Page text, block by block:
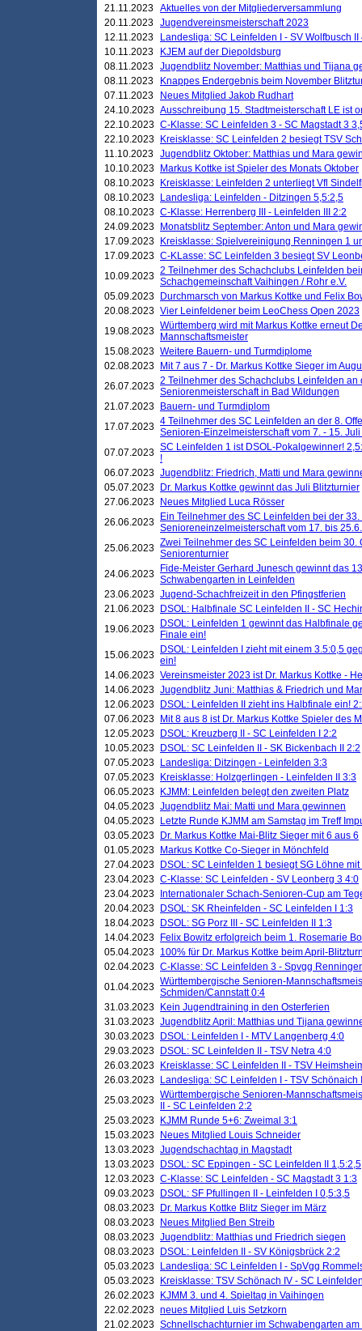
21.11.2023 Aktuelles von der Mitgliederversammlung
20.11.2023 Jugendvereinsmeisterschaft 2023
12.11.2023
Landesliga: SC Leinfelden I - SV Wolfbusch II
10.11.2023
KJEM auf der Diepoldsburg
08.11.2023 Jugendblitz November: Matthias und Tijana
08.11.2023
Knappes Endergebnis beim November
07.11.2023
Neues Mitglied Jakob Rudhart
24.10.2023 Ausschreibung 15. Stadtmeisterschaft LE ist
22.10.2023 C-Klasse: SC Leinfelden 3 - SC Magstadt 3
22.10.2023
Kreisklasse: SC Leinfelden 2 besiegt TSV
11.10.2023 Jugendblitz Oktober: Matthias und Mara
10.10.2023
Markus Kottke ist Spieler des Monats Oktober
08.10.2023
Kreisklasse: Leinfelden 2 unterliegt Vfl
08.10.2023
Landesliga: Leinfelden - Ditzingen 5,5:2,5
08.10.2023 C-Klasse: Herrenberg III - Leinfelden III 2:2
24.09.2023
Monatsblitz September: Anton und Mara
17.09.2023
Kreisklasse: Spielvereinigung Renningen 1
17.09.2023 C-KLasse: SC Leinfelden 3 besiegt SV
10.09.2023 2 Teilnehmer des Schachclubs Leinfelden
Schachgemeinschaft Vaihingen / Rohr e.V.
05.09.2023
Durchmarsch von Markus Kottke und Felix
20.08.2023 Vier Leinfeldener beim LeoChess Open 2023
19.08.2023 Württemberg wird mit Markus Kottke erneut
Mannschaftsmeister
15.08.2023 Weitere Bauern- und Turmdiplome
02.08.2023
Mit 7 aus 7 - Dr. Markus Kottke Sieger im
26.07.2023 2 Teilnehmer des Schachclubs Leinfelden an
Seniorenmeisterschaft in Bad Wildungen
21.07.2023
Bauern- und Turmdiplom
17.07.2023 4 Teilnehmer des SC Leinfelden an der 8.
Senioren-Einzelmeisterschaft vom 7. - 15.
07.07.2023 SC Leinfelden 1 ist DSOL-Pokalgewinner!
!
06.07.2023 Jugendblitz: Friedrich, Matti und Mara
05.07.2023
Dr. Markus Kottke gewinnt das Juli Blitzturnier
27.06.2023
Neues Mitglied Luca Rösser
26.06.2023
Ein Teilnehmer des SC Leinfelden bei der
Senioreneinzelmeisterschaft vom 17. bis
25.06.2023 Zwei Teilnehmer des SC Leinfelden beim
Seniorenturnier
24.06.2023
Fide-Meister Gerhard Junesch gewinnt das
Schwabengarten in Leinfelden
23.06.2023 Jugend-Schachfreizeit in den Pfingstferien
21.06.2023
DSOL: Halbfinale SC Leinfelden II - SC
19.06.2023
DSOL: Leinfelden 1 gewinnt das Halbfinale
Finale ein!
15.06.2023
DSOL: Leinfelden I zieht mit einem 3.5:0,5
ein!
14.06.2023 Vereinsmeister 2023 ist Dr. Markus Kottke -
14.06.2023 Jugendblitz Juni: Matthias & Friedrich und
12.06.2023
DSOL: Leinfelden II zieht ins Halbfinale ein!
07.06.2023
Mit 8 aus 8 ist Dr. Markus Kottke Spieler des
12.05.2023
DSOL: Kreuzberg II - SC Leinfelden I 2:2
10.05.2023
DSOL: SC Leinfelden II - SK Bickenbach II 2:2
07.05.2023
Landesliga: Ditzingen - Leinfelden 3:3
07.05.2023
Kreisklasse: Holzgerlingen - Leinfelden II 3:3
06.05.2023
KJMM: Leinfelden belegt den zweiten Platz
04.05.2023 Jugendblitz Mai: Matti und Mara gewinnen
04.05.2023
Letzte Runde KJMM am Samstag im Treff
03.05.2023
Dr. Markus Kottke Mai-Blitz Sieger mit 6 aus 6
01.05.2023
Markus Kottke Co-Sieger in Mönchfeld
27.04.2023
DSOL: SC Leinfelden 1 besiegt SG Löhne mit
23.04.2023 C-Klasse: SC Leinfelden - SV Leonberg 3 4:0
23.04.2023
Internationaler Schach-Senioren-Cup am
20.04.2023
DSOL: SK Rheinfelden - SC Leinfelden I 1:3
18.04.2023
DSOL: SG Porz III - SC Leinfelden II 1:3
14.04.2023
Felix Bowitz erfolgreich beim 1. Rosemarie
05.04.2023 100% für Dr. Markus Kottke beim April-
02.04.2023 C-Klasse: SC Leinfelden 3 - Spvgg
01.04.2023 Württembergische Senioren-
Schmiden/Cannstatt 0:4
31.03.2023
Kein Jugendtraining in den Osterferien
31.03.2023 Jugendblitz April: Matthias und Tijana
30.03.2023
DSOL: Leinfelden I - MTV Langenberg 4:0
29.03.2023
DSOL: SC Leinfelden II - TSV Netra 4:0
26.03.2023
Kreisklasse: SC Leinfelden II - TSV
26.03.2023
Landesliga: SC Leinfelden I - TSV Schönaich
25.03.2023 Württembergische Senioren-
II - SC Leinfelden 2:2
25.03.2023
KJMM Runde 5+6: Zweimal 3:1
15.03.2023
Neues Mitglied Louis Schneider
13.03.2023 Jugendschachtag in Magstadt
13.03.2023
DSOL: SC Eppingen - SC Leinfelden II 1,5:2,5
12.03.2023 C-Klasse: SC Leinfelden - SC Magstadt 3 1:3
09.03.2023
DSOL: SF Pfullingen II - Leinfelden I 0,5:3,5
08.03.2023
Dr. Markus Kottke Blitz Sieger im März
08.03.2023
Neues Mitglied Ben Streib
08.03.2023 Jugendblitz: Matthias und Friedrich siegen
08.03.2023
DSOL: Leinfelden II - SV Königsbrück 2:2
05.03.2023
Landesliga: SC Leinfelden I - SpVgg
05.03.2023
Kreisklasse: TSV Schönach IV - SC
26.02.2023
KJMM 3. und 4. Spieltag in Vaihingen
22.02.2023 neues Mitglied Luis Setzkorn
21.02.2023 Schnellschachturnier im Schwabengarten